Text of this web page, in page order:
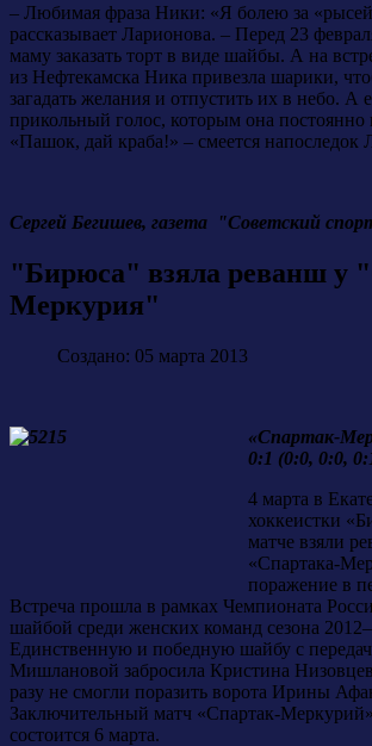
– Любимая фраза Ники: «Я болею за
рассказывает Ларионова. – Перед 23
маму заказать торт в виде шайбы. А на
из Нефтекамска Ника привезла шарики,
загадать желания и отпустить их в небо. А
прикольный голос, которым она
«Пашок, дай краба!» – смеется напоследок
Сергей Бегишев, газета "Советский
"Бирюса" взяла реванш у
Меркурия"
Создано: 05 марта 2013
«Спартак-
0:1 (0:0, 0:0,
4 марта в
хоккеистки
матче взяли
«Спартака-
поражение в
Встреча прошла в рамках Чемпионата
шайбой среди женских команд сезона
Единственную и победную шайбу с
Мишлановой забросила Кристина
разу не смогли поразить ворота Ирины
Заключительный матч «Спартак-
состоится 6 марта.